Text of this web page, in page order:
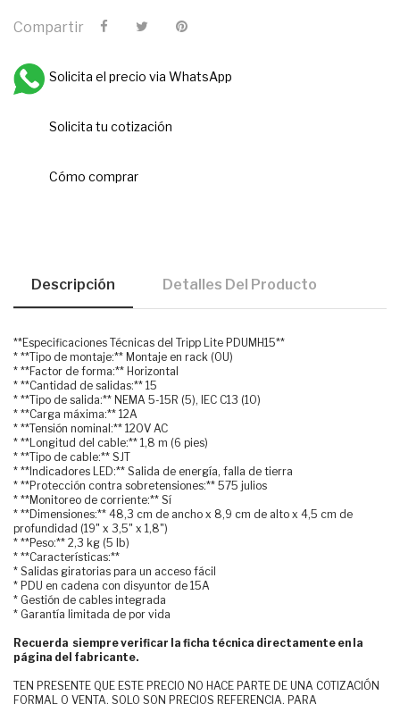
Compartir
Solicita el precio via WhatsApp
Solicita tu cotización
Cómo comprar
Descripción Detalles Del Producto
**Especificaciones Técnicas del Tripp Lite PDUMH15**
* **Tipo de montaje:** Montaje en rack (0U)
* **Factor de forma:** Horizontal
* **Cantidad de salidas:** 15
* **Tipo de salida:** NEMA 5-15R (5), IEC C13 (10)
* **Carga máxima:** 12A
* **Tensión nominal:** 120V AC
* **Longitud del cable:** 1,8 m (6 pies)
* **Tipo de cable:** SJT
* **Indicadores LED:** Salida de energía, falla de tierra
* **Protección contra sobretensiones:** 575 julios
* **Monitoreo de corriente:** Sí
* **Dimensiones:** 48,3 cm de ancho x 8,9 cm de alto x 4,5 cm de
profundidad (19" x 3,5" x 1,8")
* **Peso:** 2,3 kg (5 lb)
* **Características:**
* Salidas giratorias para un acceso fácil
* PDU en cadena con disyuntor de 15A
* Gestión de cables integrada
* Garantía limitada de por vida
Recuerda siempre verificar la ficha técnica directamente en la
página del fabricante.
TEN PRESENTE QUE ESTE PRECIO NO HACE PARTE DE UNA COTIZACIÓN
FORMAL O VENTA, SOLO SON PRECIOS REFERENCIA, PARA